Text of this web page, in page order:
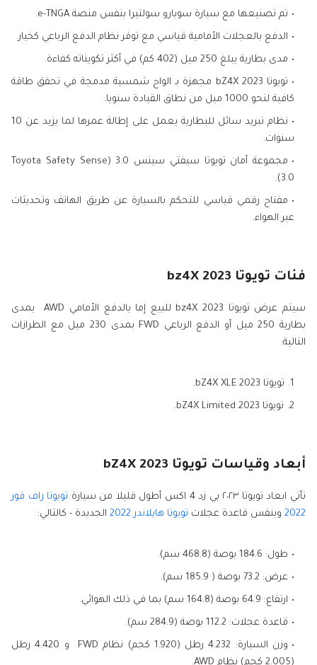
تم تصنيعها مع سيارة سوبارو سولتيرا بنفس منصة e-TNGA.
الدفع بالعجلات الأمامية قياسي مع توفر نظام الدفع الرباعي كخيار.
مدى بطارية يبلغ 250 ميل (402 كم) في أكثر تكويناته كفاءة.
تويوتا 2023 bZ4X مجهزة بـ الواح شمسية مدمجة في تحقق طاقة
كافية لنحو 1000 ميل من نطاق القيادة سنويا.
نظام تبريد سائل للبطارية يعمل على إطالة عمرها لما يزيد عن 10
سنوات.
مجموعة أمان تويوتا سيفتي سينس 3.0 (Toyota Safety Sense
3.0).
مفتاح رقمي قياسي للتحكم بالسيارة عن طريق الهاتف وتحديثات
عبر الهواء.
فئات تويوتا bz4X 2023
سيتم عرض تويوتا bz4X 2023 للبيع إما بالدفع الأمامي AWD بمدى
بطارية 250 ميل أو الدفع الرباعي FWD بمدى 230 ميل مع الطرازات
التالية:
تويوتا bZ4X XLE 2023.
تويوتا bZ4X Limited 2023.
أبعاد وقياسات تويوتا bZ4X 2023
تأتي ابعاد تويوتا ٢٠٢٣ بي زد 4 اكس أطول قليلا من سيارة
تويوتا راف فور
2022 وبنفس قاعدة عجلات تويوتا هايلاندر 2022 الجديدة - كالتالي:
طول: 184.6 بوصة (468.8 سم).
عرض: 73.2 بوصة ( 185.9 سم).
ارتفاع: 64.9 بوصة (164.8 سم) بما في ذلك الهوائي.
قاعدة عجلات: 112.2 بوصة (284.9 سم).
وزن السيارة: 4.232 رطل (1.920 كجم) نظام FWD و 4.420 رطل
(2.005 كجم) نظام AWD.